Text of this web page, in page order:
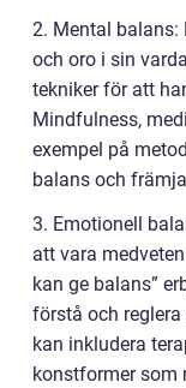
2. Mental balans:
och oro i sin
tekniker för att
Mindfulness,
exempel på
balans och
3. Emotionell
att vara
kan ge balans”
förstå och
kan inkludera
konstformer som